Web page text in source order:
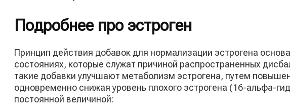
Подробнее про эстроген
Принцип действия добавок для нормализации эстрогена
состояниях, которые служат причиной распространенных
такие добавки улучшают метаболизм эстрогена, путем
одновременно снижая уровень плохого эстрогена (16-альфа-
постоянной величиной: